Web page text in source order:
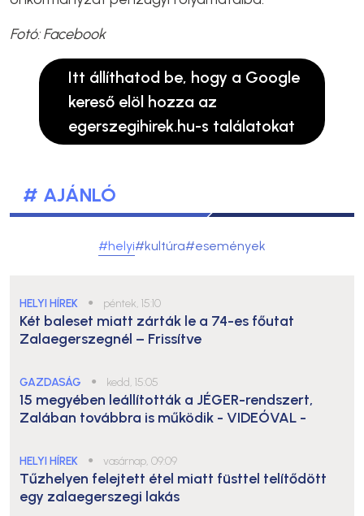
Fotó: Facebook
Itt állíthatod be, hogy a Google
kereső elöl hozza az
egerszegihirek.hu-s találatokat
# AJÁNLÓ
#helyi#kultúra#események
HELYI HÍREK ● péntek, 15:10
Két baleset miatt zárták le a 74-es főutat
Zalaegerszegnél – Frissítve
GAZDASÁG ● kedd, 15:05
15 megyében leállították a JÉGER-rendszert,
Zalában továbbra is működik - VIDEÓVAL -
HELYI HÍREK ● vasárnap, 09:09
Tűzhelyen felejtett étel miatt füsttel telítődött
egy zalaegerszegi lakás